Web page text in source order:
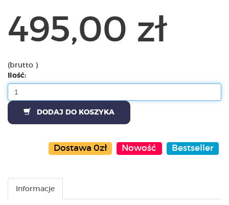
495,00 zł
(brutto )
Ilość:
DODAJ DO KOSZYKA
Dostawa 0zł Nowość Bestseller
Informacje